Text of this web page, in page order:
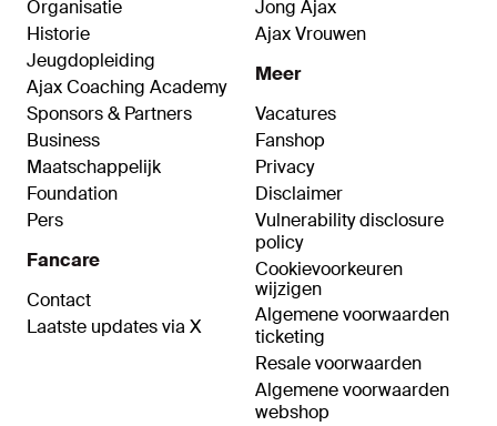
Organisatie
Historie
Jeugdopleiding
Ajax Coaching Academy
Sponsors & Partners
Business
Maatschappelijk
Foundation
Pers
Fancare
Contact
Laatste updates via X
Jong Ajax
Ajax Vrouwen
Meer
Vacatures
Fanshop
Privacy
Disclaimer
Vulnerability disclosure
policy
Cookievoorkeuren
wijzigen
Algemene voorwaarden
ticketing
Resale voorwaarden
Algemene voorwaarden
webshop